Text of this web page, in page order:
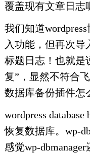
覆盖现有文章日志
我们知道
入功能，但再次导
标题日志！也就是
复”，显然不符合
数据库备份插件怎
wordpress
恢复数据库。wp-
感觉wp-